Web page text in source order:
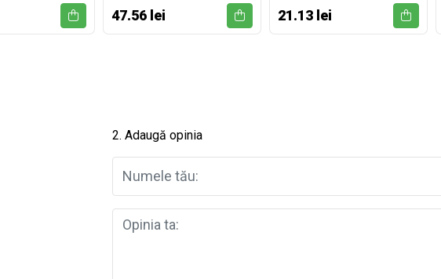
47.56 lei 21.13 lei
2. Adaugă opinia